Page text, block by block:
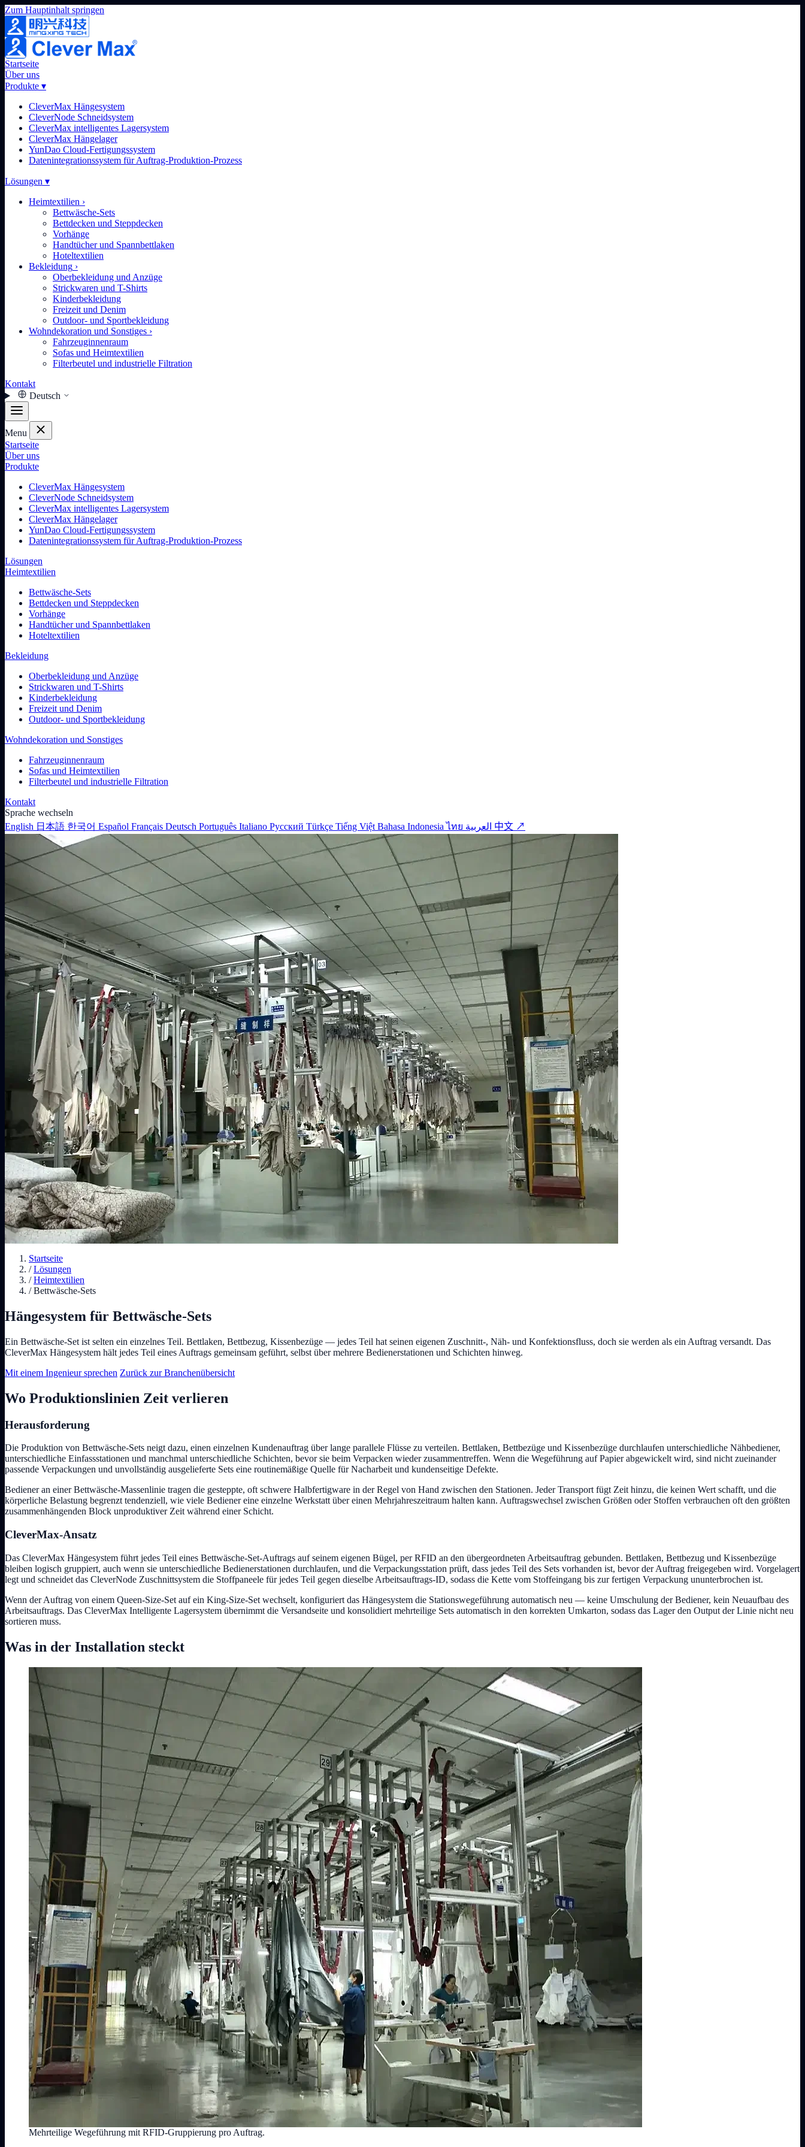
Zum Hauptinhalt springen
Startseite
Über uns
Produkte ▾
CleverMax Hängesystem
CleverNode Schneidsystem
CleverMax intelligentes Lagersystem
CleverMax Hängelager
YunDao Cloud-Fertigungssystem
Datenintegrationssystem für Auftrag-Produktion-Prozess
Lösungen ▾
Heimtextilien ›
Bettwäsche-Sets
Bettdecken und Steppdecken
Vorhänge
Handtücher und Spannbettlaken
Hoteltextilien
Bekleidung ›
Oberbekleidung und Anzüge
Strickwaren und T-Shirts
Kinderbekleidung
Freizeit und Denim
Outdoor- und Sportbekleidung
Wohndekoration und Sonstiges ›
Fahrzeuginnenraum
Sofas und Heimtextilien
Filterbeutel und industrielle Filtration
Kontakt
Deutsch
Menu
Startseite
Über uns
Produkte
CleverMax Hängesystem
CleverNode Schneidsystem
CleverMax intelligentes Lagersystem
CleverMax Hängelager
YunDao Cloud-Fertigungssystem
Datenintegrationssystem für Auftrag-Produktion-Prozess
Lösungen
Heimtextilien
Bettwäsche-Sets
Bettdecken und Steppdecken
Vorhänge
Handtücher und Spannbettlaken
Hoteltextilien
Bekleidung
Oberbekleidung und Anzüge
Strickwaren und T-Shirts
Kinderbekleidung
Freizeit und Denim
Outdoor- und Sportbekleidung
Wohndekoration und Sonstiges
Fahrzeuginnenraum
Sofas und Heimtextilien
Filterbeutel und industrielle Filtration
Kontakt
Sprache wechseln
English 日本語 한국어 Español Français Deutsch Português Italiano Русский Türkçe Tiếng Việt Bahasa Indonesiaไทย 中文 ↗
Startseite
/ Lösungen
/ Heimtextilien
/ Bettwäsche-Sets
Hängesystem für Bettwäsche-Sets
Ein Bettwäsche-Set ist selten ein einzelnes Teil. Bettlaken, Bettbezug, Kissenbezüge — jedes Teil hat seinen eigenen Zuschnitt-, Näh- und Konfektionsfluss, doch sie werden als ein Auftrag versandt. Das
CleverMax Hängesystem hält jedes Teil eines Auftrags gemeinsam geführt, selbst über mehrere Bedienerstationen und Schichten hinweg.
Mit einem Ingenieur sprechen Zurück zur Branchenübersicht
Wo Produktionslinien Zeit verlieren
Herausforderung
Die Produktion von Bettwäsche-Sets neigt dazu, einen einzelnen Kundenauftrag über lange parallele Flüsse zu verteilen. Bettlaken, Bettbezüge und Kissenbezüge durchlaufen unterschiedliche Nähbediener,
unterschiedliche Einfassstationen und manchmal unterschiedliche Schichten, bevor sie beim Verpacken wieder zusammentreffen. Wenn die Wegeführung auf Papier abgewickelt wird, sind nicht zueinander
passende Verpackungen und unvollständig ausgelieferte Sets eine routinemäßige Quelle für Nacharbeit und kundenseitige Defekte.
Bediener an einer Bettwäsche-Massenlinie tragen die gesteppte, oft schwere Halbfertigware in der Regel von Hand zwischen den Stationen. Jeder Transport fügt Zeit hinzu, die keinen Wert schafft, und die
körperliche Belastung begrenzt tendenziell, wie viele Bediener eine einzelne Werkstatt über einen Mehrjahreszeitraum halten kann. Auftragswechsel zwischen Größen oder Stoffen verbrauchen oft den größten
zusammenhängenden Block unproduktiver Zeit während einer Schicht.
CleverMax-Ansatz
Das CleverMax Hängesystem führt jedes Teil eines Bettwäsche-Set-Auftrags auf seinem eigenen Bügel, per RFID an den übergeordneten Arbeitsauftrag gebunden. Bettlaken, Bettbezug und Kissenbezüge
bleiben logisch gruppiert, auch wenn sie unterschiedliche Bedienerstationen durchlaufen, und die Verpackungsstation prüft, dass jedes Teil des Sets vorhanden ist, bevor der Auftrag freigegeben wird. Vorgelagert
legt und schneidet das CleverNode Zuschnittsystem die Stoffpaneele für jedes Teil gegen dieselbe Arbeitsauftrags-ID, sodass die Kette vom Stoffeingang bis zur fertigen Verpackung ununterbrochen ist.
Wenn der Auftrag von einem Queen-Size-Set auf ein King-Size-Set wechselt, konfiguriert das Hängesystem die Stationswegeführung automatisch neu — keine Umschulung der Bediener, kein Neuaufbau des
Arbeitsauftrags. Das CleverMax Intelligente Lagersystem übernimmt die Versandseite und konsolidiert mehrteilige Sets automatisch in den korrekten Umkarton, sodass das Lager den Output der Linie nicht neu
sortieren muss.
Was in der Installation steckt
Mehrteilige Wegeführung mit RFID-Gruppierung pro Auftrag.